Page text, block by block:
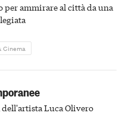
per ammirare al città da una
Cinema
Luca Olivero